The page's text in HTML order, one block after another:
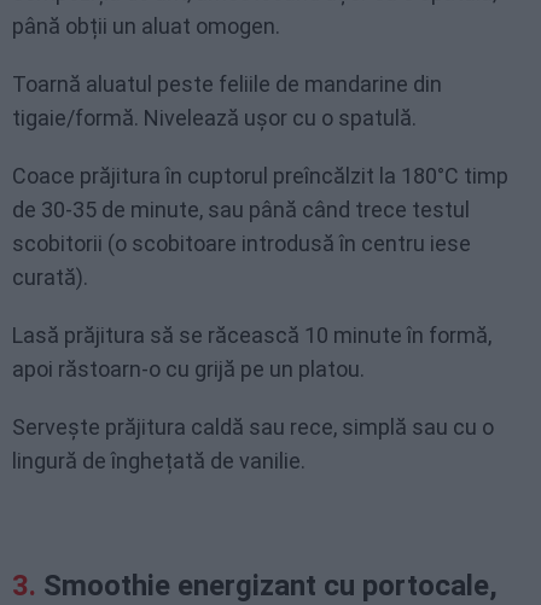
până obții un aluat omogen.
Toarnă aluatul peste feliile de mandarine din
tigaie/formă. Nivelează ușor cu o spatulă.
Coace prăjitura în cuptorul preîncălzit la 180°C timp
de 30-35 de minute, sau până când trece testul
scobitorii (o scobitoare introdusă în centru iese
curată).
Lasă prăjitura să se răcească 10 minute în formă,
apoi răstoarn-o cu grijă pe un platou.
Servește prăjitura caldă sau rece, simplă sau cu o
lingură de înghețată de vanilie.
Smoothie energizant cu portocale,